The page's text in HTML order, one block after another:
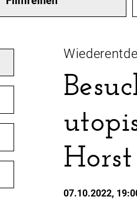
07.10.2022,